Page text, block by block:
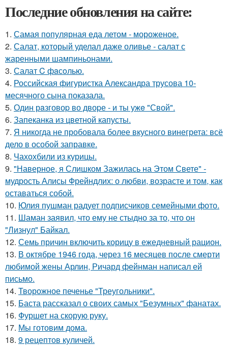
Последние обновления на сайте:
1. Самая популярная еда летом - мороженое.
2. Салат, который уделал даже оливье - салат с
жаренными шампиньонами.
3. Салат C фaсoлью.
4. Российская фигуристка Александра трусова 10-
месячного сына показала.
5. Один рaзговоp во двоpе - и ты ужe "Свой".
6. Запеканка из цветной капусты.
7. Я никогда не пробовала более вкусного винегрета: всё
дело в особой заправке.
8. Чахохбили из курицы.
9. "Наверное, я Слишком Зажилась на Этом Свете" -
мудрость Алисы Фрейндлих: о любви, возрасте и том, как
оставаться собой.
10. Юлия пушман радует подписчиков семейными фото.
11. Шаман заявил, что ему не стыдно за то, что он
"Лизнул" Байкал.
12. Семь причин включить корицу в ежедневный рацион.
13. В октябре 1946 года, через 16 месяцев после смерти
любимой жены Арлин, Ричард фейнман написал ей
письмо.
14. Творожное печенье "Треугольники".
15. Баста рассказал о своих самых "Безумных" фанатах.
16. Фуршет на скорую руку.
17. Мы готовим дома.
18. 9 рецептов куличей.